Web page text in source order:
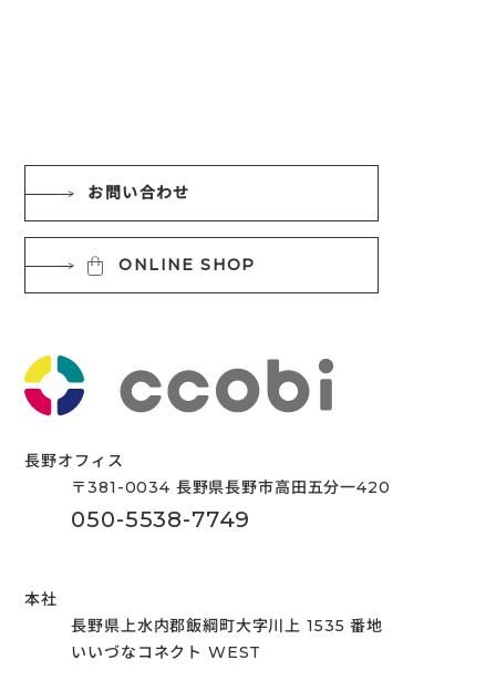
お問い合わせ
ONLINE SHOP
長野オフィス
〒381-0034 長野県長野市高田五分一420
050-5538-7749
本社
長野県上水内郡飯綱町大字川上 1535 番地
いいづなコネクト WEST